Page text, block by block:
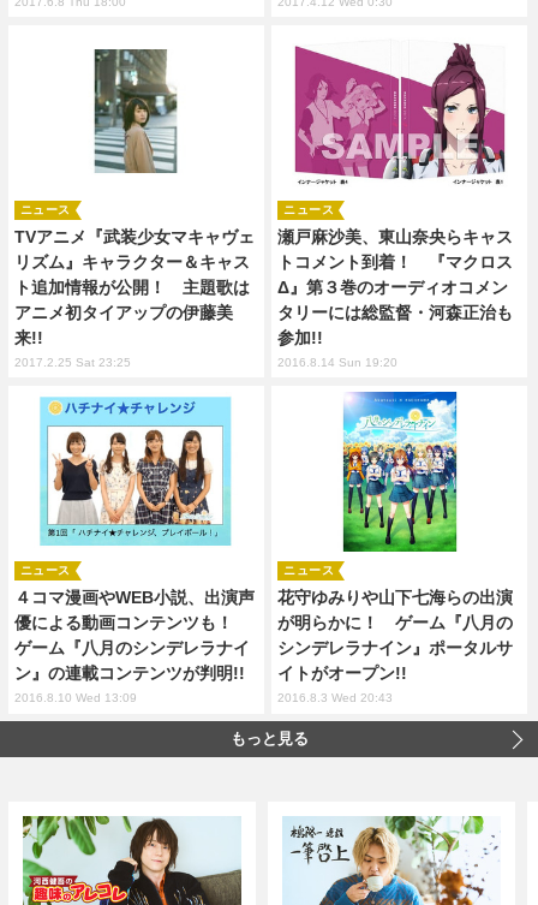
TVアニメ『武装少女マキャヴェ
リズム』キャラクター＆キャス
ト追加情報が公開！ 主題歌は
アニメ初タイアップの伊藤美
来!!
ニュース
2017.2.25 Sat 23:25
瀬戸麻沙美、東山奈央らキャス
トコメント到着！ 『マクロス
Δ』第３巻のオーディオコメン
タリーには総監督・河森正治も
参加!!
ニュース
2016.8.14 Sun 19:20
４コマ漫画やWEB小説、出演声
優による動画コンテンツも！
ゲーム『八月のシンデレラナイ
ン』の連載コンテンツが判明!!
ニュース
2016.8.10 Wed 13:09
花守ゆみりや山下七海らの出演
が明らかに！ ゲーム『八月の
シンデレラナイン』ポータルサ
イトがオープン!!
ニュース
2016.8.3 Wed 20:43
もっと見る